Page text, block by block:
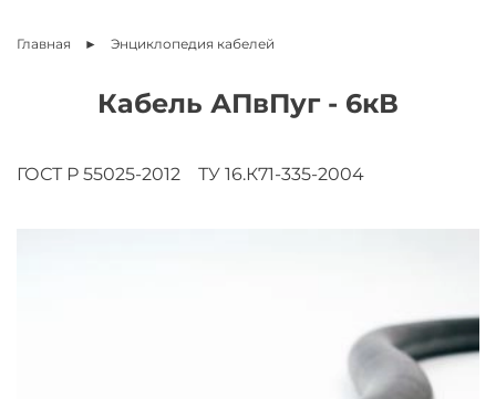
Главная Энциклопедия кабелей
Кабель АПвПуг - 6кВ
ГОСТ Р 55025-2012 ТУ 16.К71-335-2004